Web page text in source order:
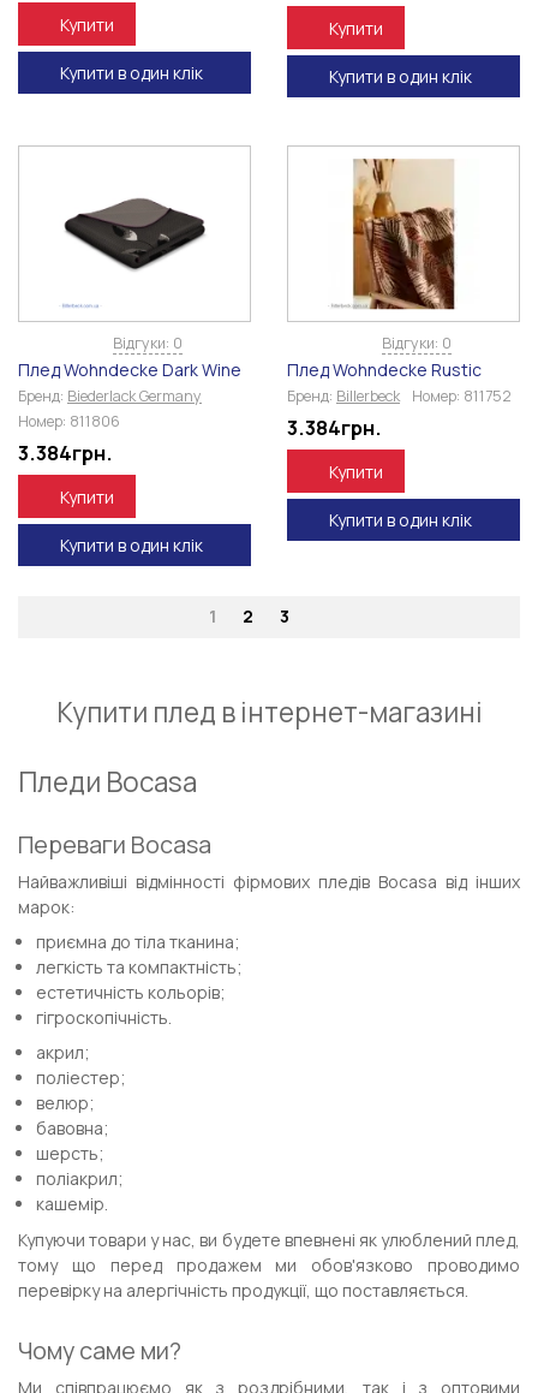
Купити
Купити в один клік
Купити
Купити в один клік
Відгуки: 0
Плед Wohndecke Dark Wine
Бренд: Biederlack Germany
Номер: 811806
3.384грн.
Купити
Купити в один клік
Відгуки: 0
Плед Wohndecke Rustic
Бренд: Billerbeck Номер: 811752
3.384грн.
Купити
Купити в один клік
1 2 3
Купити плед в інтернет-магазині
Пледи Bocasa
Переваги Bocasa
Найважливіші відмінності фірмових пледів Bocasa від інших
марок:
приємна до тіла тканина;
легкість та компактність;
естетичність кольорів;
гігроскопічність.
акрил;
поліестер;
велюр;
бавовна;
шерсть;
поліакрил;
кашемір.
Купуючи товари у нас, ви будете впевнені як улюблений плед,
тому що перед продажем ми обов'язково проводимо
перевірку на алергічність продукції, що поставляється.
Чому саме ми?
Ми співпрацюємо як з роздрібними, так і з оптовими